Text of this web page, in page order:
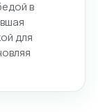
в
для